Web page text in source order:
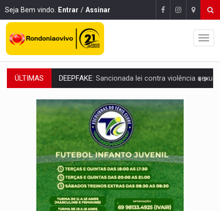
Seja Bem vindo. Entrar / Assinar
ÚLTIMAS COLEGIADO:Brasil e Rússia discutem energia nuclear, defesa e
URGENTE:Colisão entre caminhão e carro deixa quatro mortos e um em
ENCONTRO:Amazônia Negra ganha projeção nacional com participação de
PREVISÃO:Porto Velho tem chances de chuvas isoladas nesta
SINDICATOS UNIDOS:Assembleia Geral delibera greve da educação
PROCESSO SELETIVO:Rondoniaovivo abre oficina de Comunicação com
AGOSTO LILÁS:MPRO lança de portal e promove reflexão sobre trajetória da